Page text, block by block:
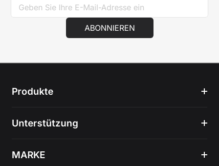
ABONNIEREN
Produkte
Unterstützung
MARKE